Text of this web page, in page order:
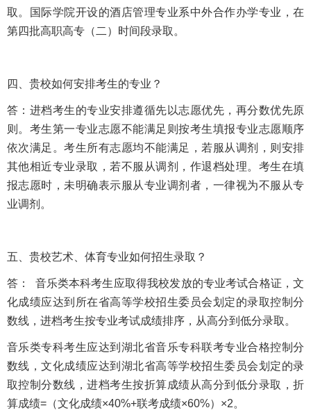
取。国际学院开设的酒店管理专业系中外合作办学专业，在
第四批高职高专（二）时间段录取。
四、贵校如何安排考生的专业？
答：进档考生的专业安排遵循先以志愿优先，再分数优先原
则。考生第一专业志愿不能满足则按考生填报专业志愿顺序
依次满足。考生所有志愿均不能满足，若服从调剂，则安排
其他相近专业录取，若不服从调剂，作退档处理。考生在填
报志愿时，未明确表示服从专业调剂者，一律视为不服从专
业调剂。
五、贵校艺术、体育专业如何招生录取？
答： 音乐类本科考生应取得我校发放的专业考试合格证，文
化成绩应达到所在省高等学校招生委员会划定的录取控制分
数线，进档考生按专业考试成绩排序，从高分到低分录取。
音乐类专科考生应达到湖北省音乐专科联考专业合格控制分
数线，文化成绩应达到湖北省高等学校招生委员会划定的录
取控制分数线，进档考生按折算成绩从高分到低分录取，折
算成绩=（文化成绩×40%+联考成绩×60%）×2。